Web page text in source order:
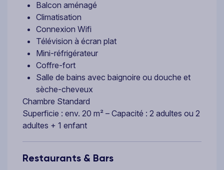
Balcon aménagé
Climatisation
Connexion Wifi
Télévision à écran plat
Mini-réfrigérateur
Coffre-fort
Salle de bains avec baignoire ou douche et
sèche-cheveux
Chambre Standard
Superficie : env. 20 m² – Capacité : 2 adultes ou 2
adultes + 1 enfant
Restaurants & Bars